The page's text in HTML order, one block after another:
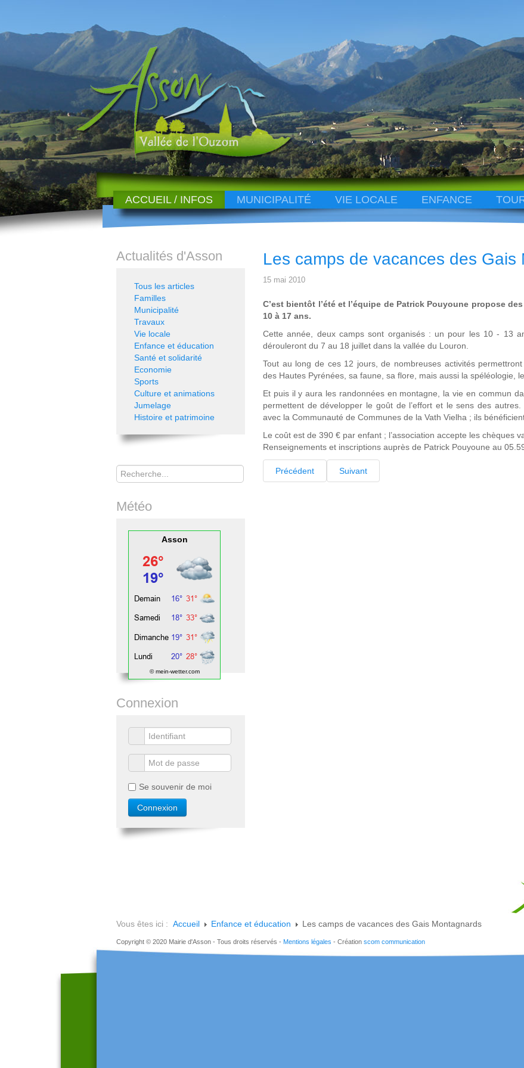
ACCUEIL / INFOS MUNICIPALITÉ VIE LOCALE ENFANCE
Les camps de vacances des Gais
15 mai 2010
C’est bientôt l’été et l’équipe de Patrick Pouyoune propose
10 à 17 ans.
Cette année, deux camps sont organisés : un pour les 10 - 13
dérouleront du 7 au 18 juillet dans la vallée du Louron.
Tout au long de ces 12 jours, de nombreuses activités
des Hautes Pyrénées, sa faune, sa flore, mais aussi la spéléologie,
Et puis il y aura les randonnées en montagne, la vie en commun
permettent de développer le goût de l’effort et le sens des
avec la Communauté de Communes de la Vath Vielha ; ils
Le coût est de 390 € par enfant ; l’association accepte les chèques
Renseignements et inscriptions auprès de Patrick Pouyoune au
Précédent Suivant
Actualités d'Asson
Tous les articles
Familles
Municipalité
Travaux
Vie locale
Enfance et éducation
Santé et solidarité
Economie
Sports
Culture et animations
Jumelage
Histoire et patrimoine
Rechercher
Météo
Asson
© mein-wetter.com
Connexion
Se souvenir de moi
Vous êtes ici : Accueil Enfance et éducation Les camps de vacances des Gais Montagnards
Copyright © 2020 Mairie d'Asson - Tous droits réservés - Mentions légales - Création scom communication